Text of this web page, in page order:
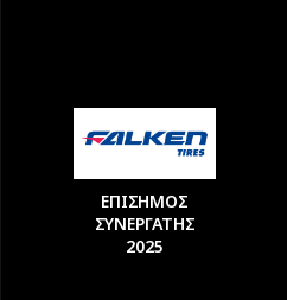
ΕΠΙΣΗΜΟΣ
ΣΥΝΕΡΓΑΤΗΣ
2025